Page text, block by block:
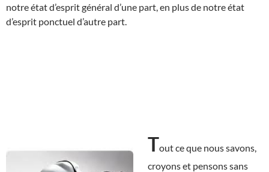
notre état d’esprit général d’une part, en plus de notre état
d’esprit ponctuel d’autre part.
Tout ce que nous savons,
croyons et pensons sans